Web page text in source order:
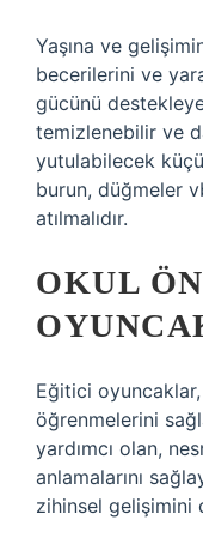
Yaşına ve
becerilerini ve
gücünü
temizlenebilir ve
yutulabilecek
burun, düğmeler
atılmalıdır.
OKUL
Eğitici
öğrenmelerini
yardımcı olan,
anlamalarını
zihinsel gelişimini